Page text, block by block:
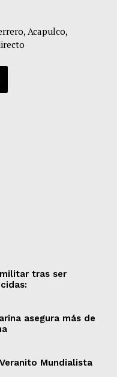
Acapulco,
tras ser
asegura más de
Mundialista